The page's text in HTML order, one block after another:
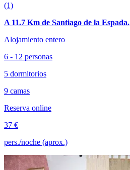
(1)
A 11.7 Km de Santiago de la Espada.
Alojamiento entero
6 - 12 personas
5 dormitorios
9 camas
Reserva online
37 €
pers./noche (aprox.)